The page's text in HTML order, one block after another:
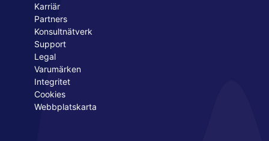
Karriär
Partners
Konsultnätverk
Support
Legal
Varumärken
Integritet
Cookies
Webbplatskarta